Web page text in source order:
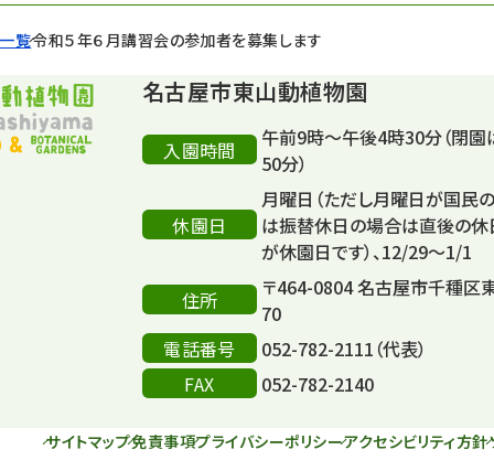
覧令和５年６月講習会の参加者を募集します
名古屋市東山動植物園
入園時間
午前9時～午後4時30分（閉
50分）
休園日
月曜日（ただし月曜日が国民
は振替休日の場合は直後の
が休園日です）、12/29～1/1
住所
〒464-0804 名古屋市千種区
70
電話番号
052-782-2111（代表）
FAX
052-782-2140
サイトマップ免責事項プライバシーポリシーアクセシビリティ方針